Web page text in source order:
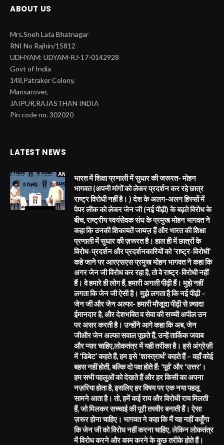
ABOUT US
Mrs.Sneh Lata Bhatnagar
RNI No Rajhin/15812
UDHYAM: UDYAM-RJ-17-0142928
Govt of India
148,Patraker Colony,
Mansarover,
JAIPUR,RAJASTHAN INDIA
Pin code no. 302020
LATEST NEWS
भारत में शिक्षा प्रणाली में सुधार की जरूरत- मोहन
भागवत (अपनी मांगों को लेकर प्रदर्शन कर रहे छात्र
राष्ट्र विरोधी नहीं है। ) देश के अलग-अलग हिस्सों में
पेपर लीक को लेकर जेन जी (नई पीढ़ी) के बढ़ते विरोध के
बीच, राष्ट्रीय स्वयंसेवक संघ के प्रमुख मोहन भागवत ने
कहा कि उनकी शिकायतें जायज़ हैं और भारत की शिक्षा
प्रणाली में सुधार की ज़रूरत है। हाल ही में छात्रों के
विरोध-प्रदर्शन और प्रदर्शनकारियों को ‘राष्ट्र-विरोधी’
कहे जाने पर आरएसएस प्रमुख मोहन भागवत ने कहा कि
अगर जेन जी विरोध कर रहा है, तो वे राष्ट्र-विरोधी नहीं
हैं। वे हमारे ही लोग हैं, हमारी अगली पीढ़ी हैं। मुझे नहीं
लगता कि जेन जी ऐसी है। मुझे लगता है कि नई पीढ़ी –
जेन जी और जेन अल्फा- हमारी मौजूदा पीढ़ी से ज़्यादा
ईमानदार है, और देशभक्ति व सेवा की सच्ची अपील उन
पर असर करती है। उन्होंने आगे कहा कि अब, जेन
जीऔर जेन अल्फा सवाल पूछते हैं, उन्हें तार्किक जवाब
और प्यार चाहिए,लोकतंत्र में यही तरीका है। इसे अंग्रेज़ी
में ‘डिबेट’ कहते हैं, हम इसे ‘शास्त्रार्थ’ कहते हैं – वहाँ कोई
बहस नहीं होती, बल्कि दो पक्ष होते हैं: ‘पूर्व’ और ‘उत्तर’।
हम सभी पहलुओं को देखते हैं और हर किसी का अपना
नज़रिया होता है, इसलिए हर विषय पर एक नया पहलू
सामने आता है। तो, हमें कई राय और विरोधी राय मिलती
हैं, जो मिलकर सच्चाई की पूरी तस्वीर बनाती हैं। ऐसा
ज़रूर होना चाहिए। भागवत ने कहा कि मैं यह नहीं कहूँगा
कि जेन जी को विरोध नहीं करना चाहिए, लेकिन लोकतंत्र
में विरोध करने और काम करने के कुछ तरीके होते हैं।